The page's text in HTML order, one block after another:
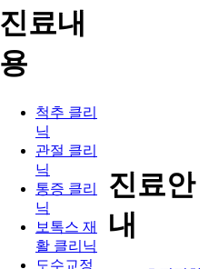
진료내
용
척추 클리
닉
관절 클리
닉
통증 클리
닉
보톡스 재
활 클리닉
도수교정
진료안
내